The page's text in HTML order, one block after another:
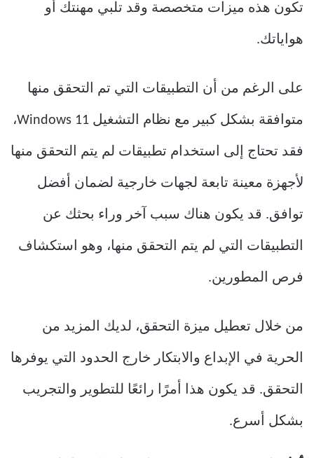
تكون هذه ميزات متخصصة وقد تلبي مهنتك أو
هواياتك.
على الرغم من أن التطبيقات التي تم التحقق منها
متوافقة بشكل كبير مع نظام التشغيل Windows 11،
فقد تحتاج إلى استخدام تطبيقات لم يتم التحقق منها
لأجهزة معينة تابعة لجهات خارجية لضمان أفضل
توافق. قد يكون هناك سبب آخر وراء بحثك عن
التطبيقات التي لم يتم التحقق منها، وهو استكشاف
فرص المطورين.
من خلال تعطيل ميزة التحقق، لديك المزيد من
الحرية في الإبداع والابتكار خارج الحدود التي يوفرها
التحقق. قد يكون هذا أمرًا رائعًا للتطوير والتجريب
بشكل أسرع.